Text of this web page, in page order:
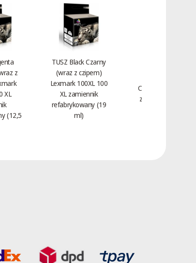
z
XL
(12,5
TUSZ Black Czarny
(wraz z czipem)
Lexmark 100XL 100
XL zamiennik
refabrykowany (19
ml)
Czerwony HP 312A
zamiennik CF383A